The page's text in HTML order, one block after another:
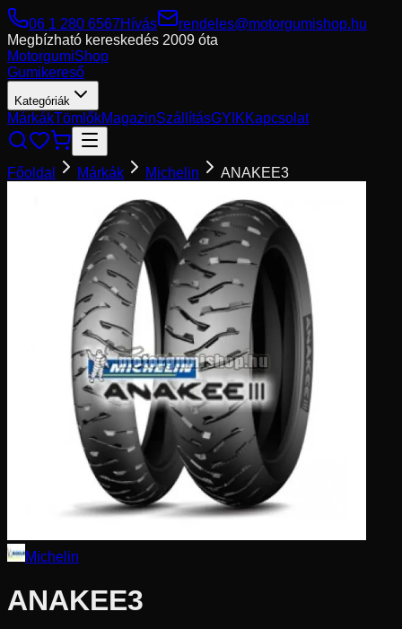
06 1 280 6567Hívás
rendeles@motorgumishop.hu
Megbízható kereskedés 2009 óta
MotorgumiShop
Gumikereső
Kategóriák
MárkákTömlőkMagazinSzállításGYIKKapcsolat
Főoldal Márkák Michelin ANAKEE3
Michelin
ANAKEE3